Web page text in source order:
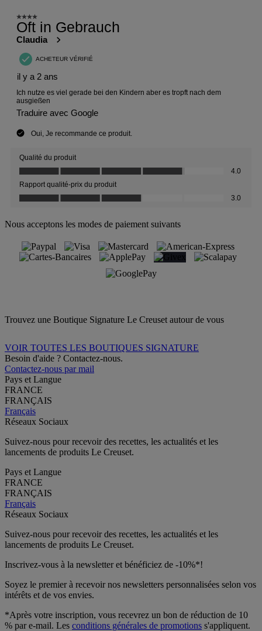
Nous acceptons les modes de paiement suivants
Trouvez une Boutique Signature Le Creuset autour de vous
VOIR TOUTES LES BOUTIQUES SIGNATURE
Besoin d'aide ? Contactez-nous.
Contactez-nous par mail
Pays et Langue
FRANCE
FRANÇAIS
Français
Réseaux Sociaux
Suivez-nous pour recevoir des recettes, les actualités et les
lancements de produits Le Creuset.
Pays et Langue
FRANCE
FRANÇAIS
Français
Réseaux Sociaux
Suivez-nous pour recevoir des recettes, les actualités et les
lancements de produits Le Creuset.
Inscrivez-vous à la newsletter et bénéficiez de -10%*!
Soyez le premier à recevoir nos newsletters personnalisées selon vos
intérêts et de vos envies.
*Après votre inscription, vous recevrez un bon de réduction de 10
% par e-mail. Les conditions générales de promotions s'appliquent.